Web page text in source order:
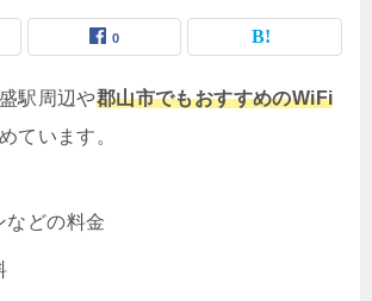
0
駅周辺や郡山市でもおすすめのWiFi
ています。
などの料金